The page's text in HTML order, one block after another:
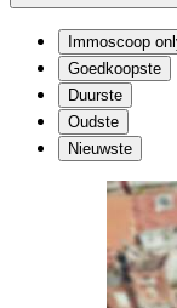
Immoscoop
Goedkoopste
Duurste
Oudste
Nieuwste